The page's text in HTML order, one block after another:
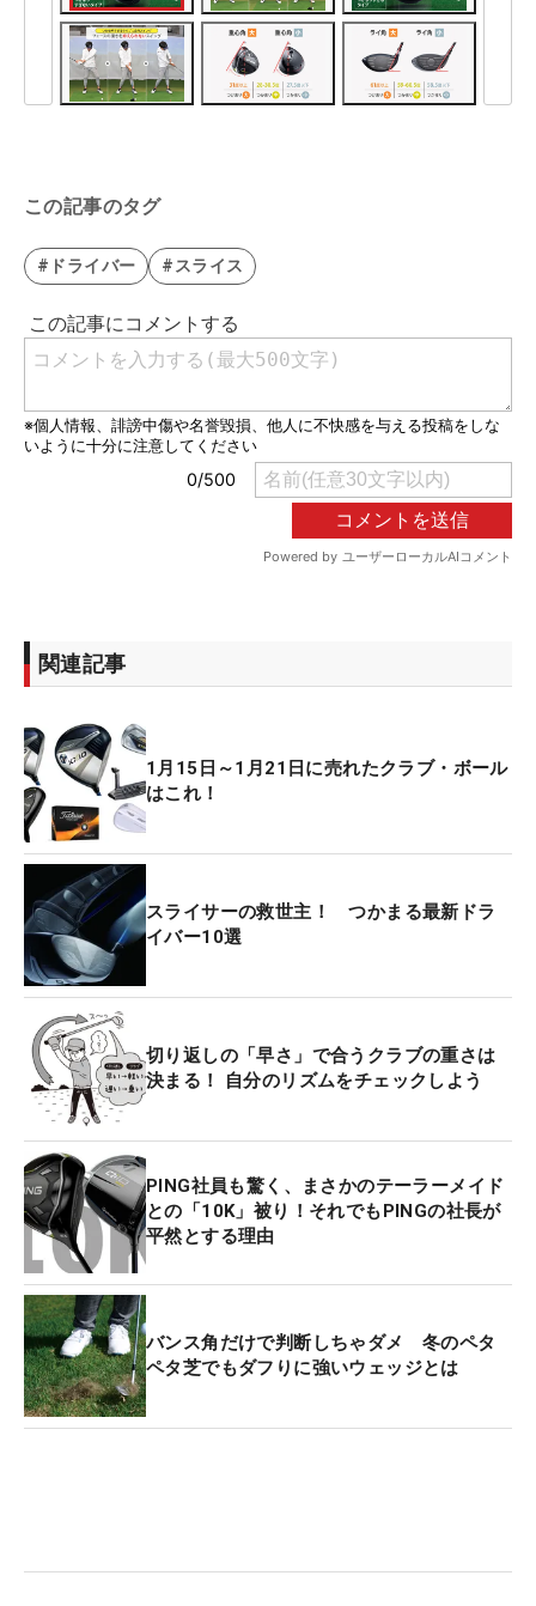
この記事のタグ
#ドライバー #スライス
関連記事
1月15日～1月21日に売れたクラブ・ボール
はこれ！
スライサーの救世主！ つかまる最新ドラ
イバー10選
切り返しの「早さ」で合うクラブの重さは
決まる！ 自分のリズムをチェックしよう
PING社員も驚く、まさかのテーラーメイド
との「10K」被り！それでもPINGの社長が
平然とする理由
バンス角だけで判断しちゃダメ 冬のペタ
ペタ芝でもダフりに強いウェッジとは